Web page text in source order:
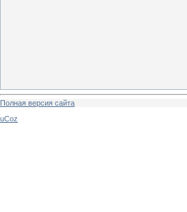
Полная версия сайта
uCoz